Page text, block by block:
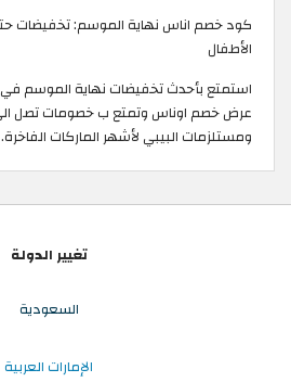
الأطفال
ومستلزمات البيبي لأشهر الماركات الفاخرة.
تغيير الدولة
السعودية
الإمارات العربية